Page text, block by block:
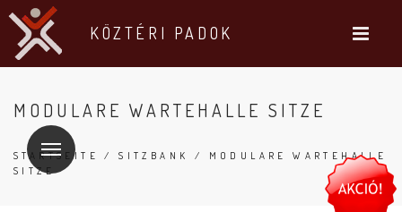
KÖZTÉRI PADOK
MODULARE WARTEHALLE SITZE
STARTSEITE /SITZBANK
/ MODULARE WARTEHALLE
SITZE